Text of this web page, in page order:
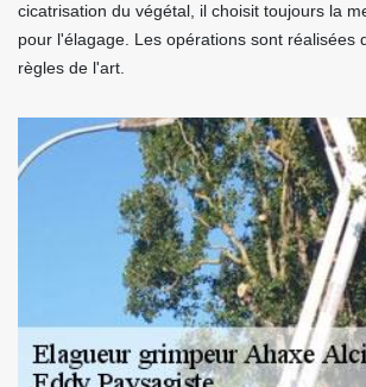
cicatrisation du végétal, il choisit toujours la
pour l'élagage. Les opérations sont réalisées
règles de l'art.